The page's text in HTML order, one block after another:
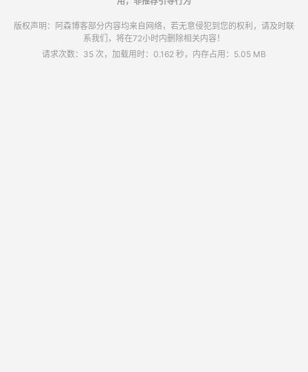
版权声明：阿森博客部分内容均来自网络，若无意侵犯到您的权利，请及时联
系我们，将在72小时内删除相关内容！
请求次数：35 次，加载用时：0.162 秒，内存占用：5.05 MB